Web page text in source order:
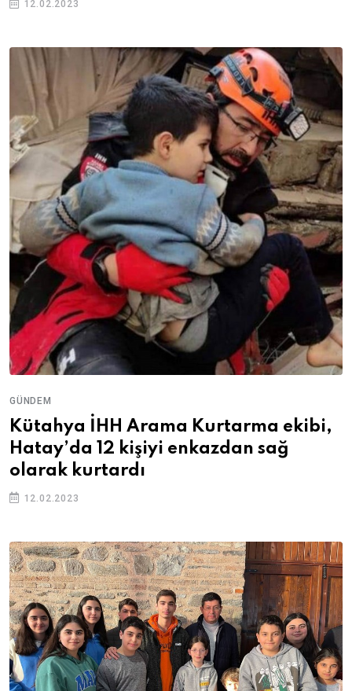
12.02.2023
GÜNDEM
Kütahya İHH Arama Kurtarma ekibi,
Hatay’da 12 kişiyi enkazdan sağ
olarak kurtardı
12.02.2023